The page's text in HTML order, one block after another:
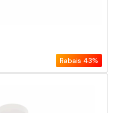
Rabais 43%